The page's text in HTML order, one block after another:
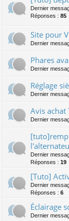
Dernier
Réponses : 85
Site pour
Dernier
Phares
Dernier
Réglage
Dernier
Avis achat
Dernier
Dernier
Réponses : 19
[Tuto]
Dernier
Réponses : 6
Éclairage
Dernier